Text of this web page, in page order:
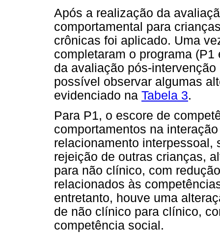
Após a realização da
comportamental para
crônicas foi aplicado. Uma
completaram o programa
da avaliação pós-
possível observar algumas
evidenciado na Tabela 3.
Para P1, o escore de
comportamentos na
relacionamento interpessoal,
rejeição de outras crianças,
para não clínico, com
relacionados às
entretanto, houve uma
de não clínico para clínico,
competência social.